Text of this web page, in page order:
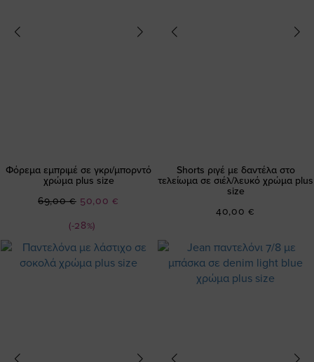
Φόρεμα εμπριμέ σε γκρι/μπορντό
χρώμα plus size
(-28%)
Ειδική
50,00 €
69,00 €
Shorts ριγέ με δαντέλα στο
τελείωμα σε σιέλ/λευκό χρώμα plus
size
40,00 €